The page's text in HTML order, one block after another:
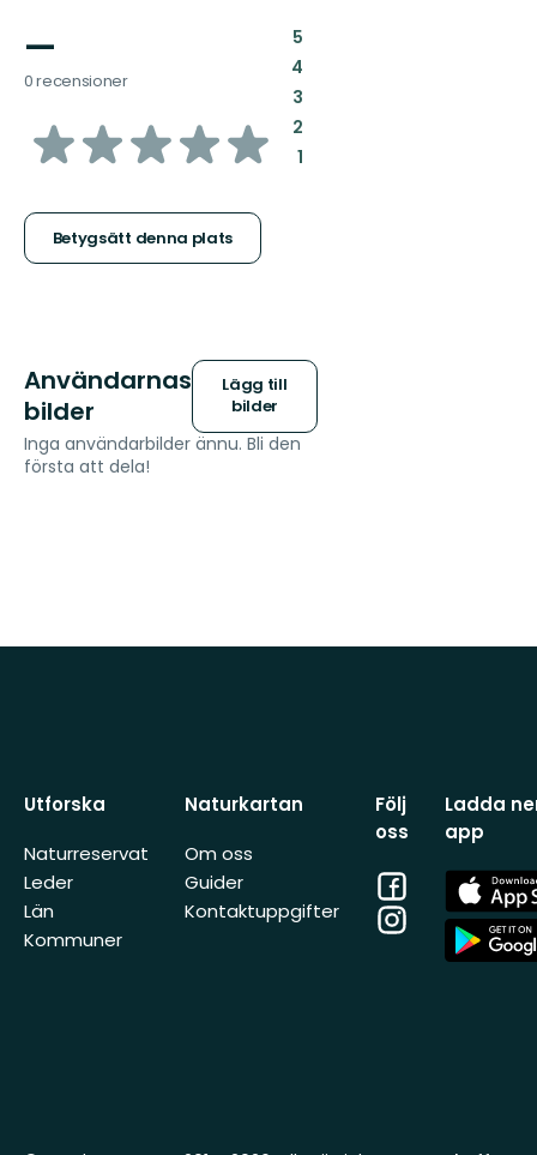
—
0 recensioner
av
stjärnor
Betygsätt denna plats
5:
4:
3:
2:
1:
Användarnas
bilder
Lägg till
bilder
Inga användarbilder ännu. Bli den
första att dela!
Utforska
Naturreservat
Leder
Län
Kommuner
Naturkartan
Om oss
Guider
Kontaktuppgifter
Följ
oss
Facebook
Instagram
Ladda
app
App
Store
App
Store